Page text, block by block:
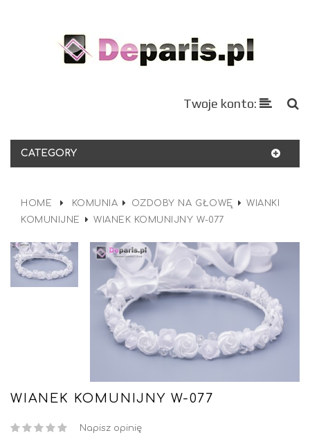
Twoje konto:
CATEGORY
HOME KOMUNIA OZDOBY NA GŁOWĘ
WIANKI
KOMUNIJNE
WIANEK KOMUNIJNY W-077
WIANEK KOMUNIJNY W-077
Napisz opinię